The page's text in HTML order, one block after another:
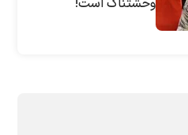
وحشتناک است!